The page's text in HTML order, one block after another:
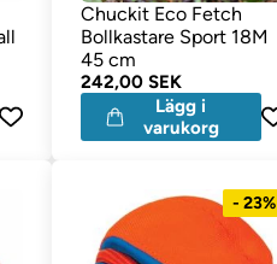
Chuckit Eco Fetch
Bollkastare Sport 18M
45 cm
242,00 SEK
Lägg i
varukorg
- 23%